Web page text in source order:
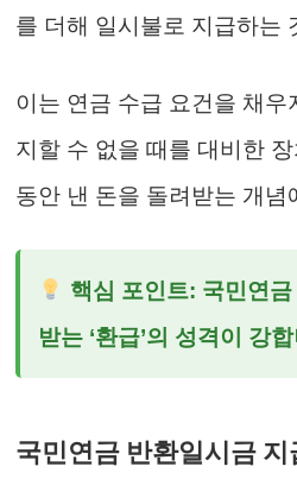
를 더해 일시불로 지급하는
이는 연금 수급 요건을 채
지할 수 없을 때를 대비한
동안 낸 돈을 돌려받는 개념
핵심 포인트: 국민연
받는 ‘환급’의 성격이 강
국민연금 반환일시금